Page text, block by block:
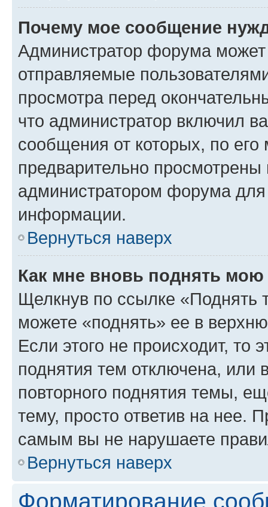
Почему мое сообщение
Администратор форума
отправляемые
просмотра перед
что администратор включил
сообщения от которых, по
предварительно
администратором форума
информации.
Вернуться наверх
Как мне вновь поднять мою
Щелкнув по ссылке «Поднять
можете «поднять» ее в
Если этого не происходит, то
поднятия тем отключена, или
повторного поднятия темы,
тему, просто ответив на нее.
самым вы не нарушаете
Вернуться наверх
Форматирование